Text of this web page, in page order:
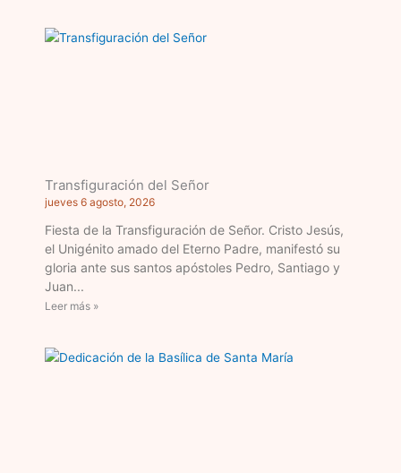
Transfiguración del Señor
jueves 6 agosto, 2026
Fiesta de la Transfiguración de Señor. Cristo Jesús,
el Unigénito amado del Eterno Padre, manifestó su
gloria ante sus santos apóstoles Pedro, Santiago y
Juan
Leer más »